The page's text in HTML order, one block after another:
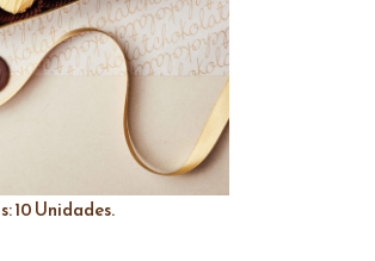
10 Unidades.